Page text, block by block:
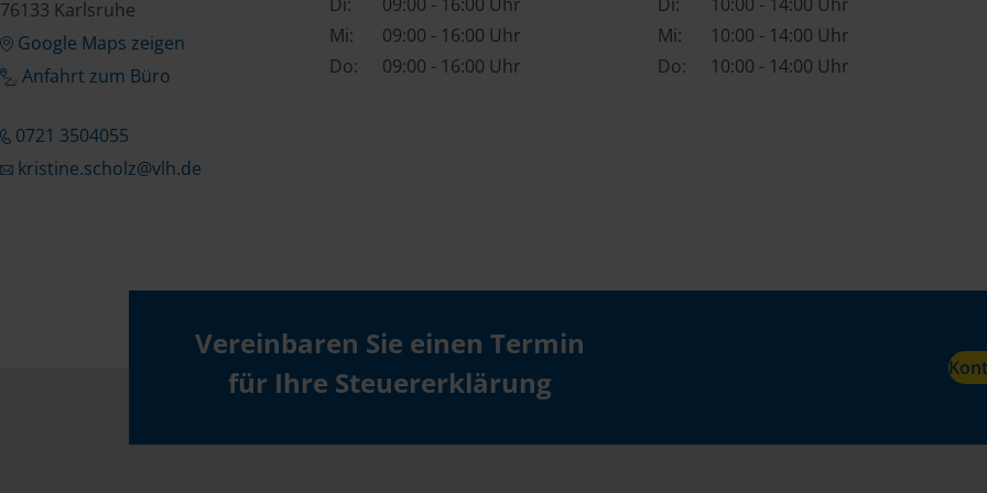
76133 Karlsruhe
Google Maps zeigen
Anfahrt zum Büro
0721 3504055
kristine.scholz@vlh.de
Mi:
09:00 - 16:00 Uhr
Do:
09:00 - 16:00 Uhr
Mi:
10:00 - 14:00 Uhr
Do:
10:00 - 14:00 Uhr
Vereinbaren Sie einen Termin
für Ihre Steuererklärung